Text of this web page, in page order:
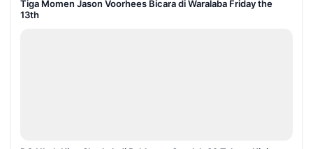
Tiga Momen Jason Voorhees Bicara di Waralaba Friday the
13th